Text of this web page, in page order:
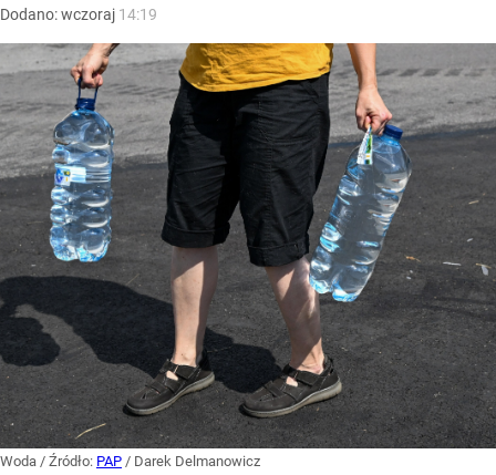
Dodano:wczoraj 14:19
Woda / Źródło: PAP / Darek Delmanowicz